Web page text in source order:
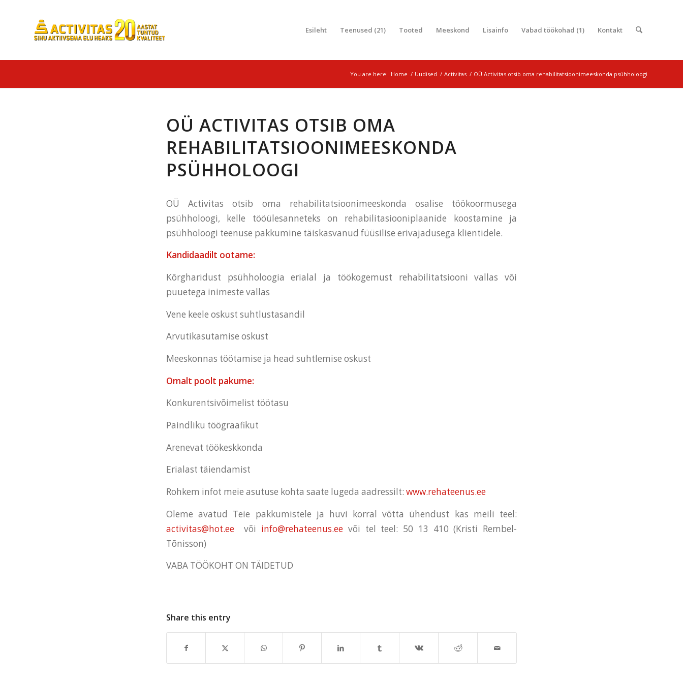
Esileht Teenused (21) Tooted Meeskond Lisainfo Vabad töökohad (1) Kontakt
You are here: Home / Uudised / Activitas / OÜ Activitas otsib oma rehabilitatsioonimeeskonda psühholoogi
OÜ ACTIVITAS OTSIB OMA
REHABILITATSIOONIMEESKONDA
PSÜHHOLOOGI
OÜ Activitas otsib oma rehabilitatsioonimeeskonda osalise töökoormusega
psühholoogi, kelle tööülesanneteks on rehabilitasiooniplaanide koostamine ja
psühholoogi teenuse pakkumine täiskasvanud füüsilise erivajadusega klientidele.
Kandidaadilt ootame:
Kõrgharidust psühholoogia erialal ja töökogemust rehabilitatsiooni vallas või
puuetega inimeste vallas
Vene keele oskust suhtlustasandil
Arvutikasutamise oskust
Meeskonnas töötamise ja head suhtlemise oskust
Omalt poolt pakume:
Konkurentsivõimelist töötasu
Paindliku töögraafikut
Arenevat töökeskkonda
Erialast täiendamist
Rohkem infot meie asutuse kohta saate lugeda aadressilt: www.rehateenus.ee
Oleme avatud Teie pakkumistele ja huvi korral võtta ühendust kas meili teel:
activitas@hot.ee või info@rehateenus.ee või tel teel: 50 13 410 (Kristi Rembel-
Tõnisson)
VABA TÖÖKOHT ON TÄIDETUD
Share this entry